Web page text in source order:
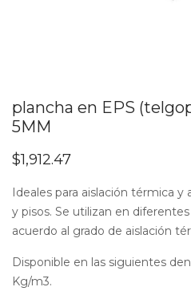
plancha en EPS
5MM
$1,912.47
Ideales para aislación térmica
y pisos. Se utilizan en
acuerdo al grado de aislación
Disponible en las siguientes
Kg/m3.